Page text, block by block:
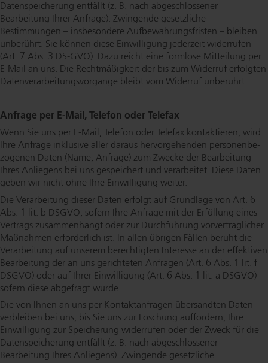
Da­ten­spei­che­rung entfällt (z. B. nach ab­ge­schlos­se­ner
Bearbeitung Ihrer Anfrage). Zwingende gesetzliche
Bestimmungen – insbesondere Auf­be­wah­rungs­fris­ten – bleiben
unberührt. Sie können diese Einwilligung jederzeit widerrufen
(Art. 7 Abs. 3 DS-GVO). Dazu reicht eine formlose Mitteilung per
E-Mail an uns. Die Recht­mä­ßig­keit der bis zum Widerruf erfolgten
Da­ten­ver­ar­bei­tungs­vor­gän­ge bleibt vom Widerruf unberührt.
Anfrage per E-Mail, Telefon oder Telefax
Wenn Sie uns per E-Mail, Telefon oder Telefax kontaktieren, wird
Ihre Anfrage inklusive aller daraus her­vor­ge­hen­den per­so­nen­be­
zo­ge­nen Daten (Name, Anfrage) zum Zwecke der Bearbeitung
Ihres Anliegens bei uns gespeichert und verarbeitet. Diese Daten
geben wir nicht ohne Ihre Einwilligung weiter.
Die Verarbeitung dieser Daten erfolgt auf Grundlage von Art. 6
Abs. 1 lit. b DSGVO, sofern Ihre Anfrage mit der Erfüllung eines
Vertrags zusammenhängt oder zur Durchführung vor­ver­trag­li­cher
Maßnahmen erforderlich ist. In allen übrigen Fällen beruht die
Verarbeitung auf unserem berechtigten Interesse an der effektiven
Bearbeitung der an uns gerichteten Anfragen (Art. 6 Abs. 1 lit. f
DSGVO) oder auf Ihrer Einwilligung (Art. 6 Abs. 1 lit. a DSGVO)
sofern diese abgefragt wurde.
Die von Ihnen an uns per Kon­takt­an­fra­gen übersandten Daten
verbleiben bei uns, bis Sie uns zur Löschung auffordern, Ihre
Einwilligung zur Speicherung widerrufen oder der Zweck für die
Da­ten­spei­che­rung entfällt (z. B. nach ab­ge­schlos­se­ner
Bearbeitung Ihres Anliegens). Zwingende gesetzliche